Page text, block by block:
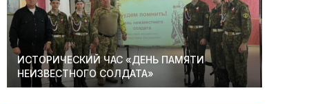
ИСТОРИЧЕСКИЙ ЧАС «ДЕНЬ ПАМЯТИ
НЕИЗВЕСТНОГО СОЛДАТА»